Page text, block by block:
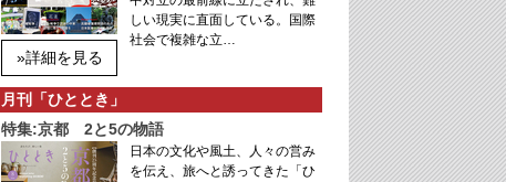
»詳細を見る
しい現実に直面している。国際
社会で複雑な立…
月刊「ひととき」
特集:京都 2と5の物語
日本の文化や風土、人々の営み
を伝え、旅へと誘ってきた「ひ